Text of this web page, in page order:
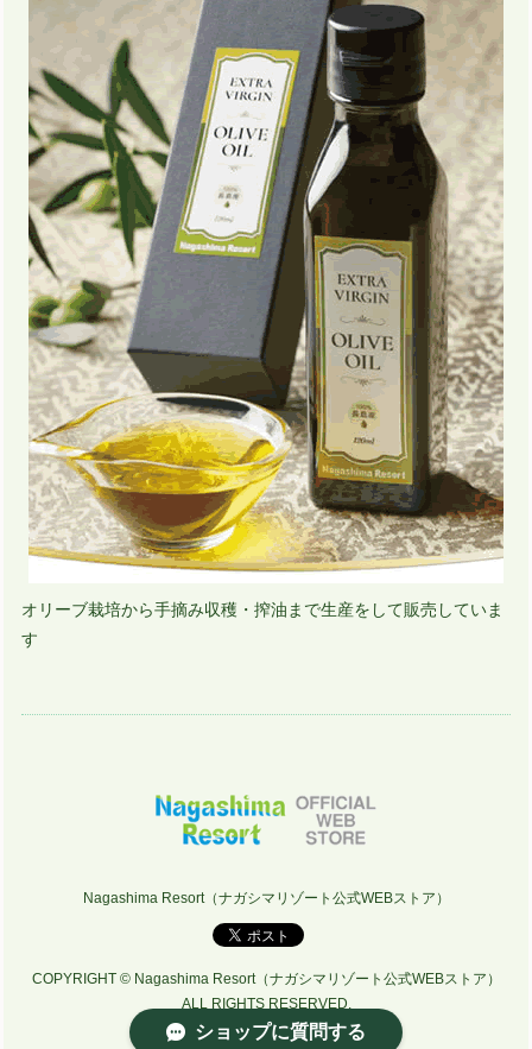
オリーブ栽培から手摘み収穫・搾油まで生産をして販売していま
す
Nagashima Resort（ナガシマリゾート公式WEBストア）
COPYRIGHT © Nagashima Resort（ナガシマリゾート公式WEBストア）
ALL RIGHTS RESERVED.
ショップに質問する